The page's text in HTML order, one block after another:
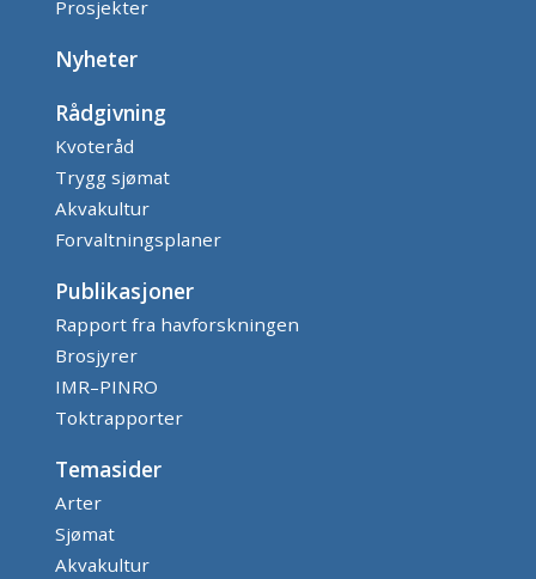
Prosjekter
Nyheter
Rådgivning
Kvoteråd
Trygg sjømat
Akvakultur
Forvaltningsplaner
Publikasjoner
Rapport fra havforskningen
Brosjyrer
IMR–PINRO
Toktrapporter
Temasider
Arter
Sjømat
Akvakultur